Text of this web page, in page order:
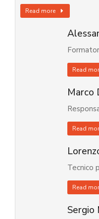
Read more
Read
Marco
Read
Tecnico
Read
Sergio